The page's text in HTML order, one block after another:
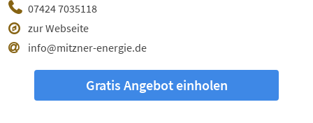
07424 7035118
zur Webseite
info@mitzner-energie.de
Gratis Angebot einholen